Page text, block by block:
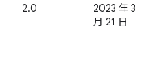
2.0
2023 年 3
月 21 日